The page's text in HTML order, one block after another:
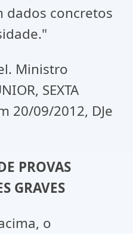
dados concretos
Ministro
SEXTA
20/09/2012, DJe
PROVAS
GRAVES
o